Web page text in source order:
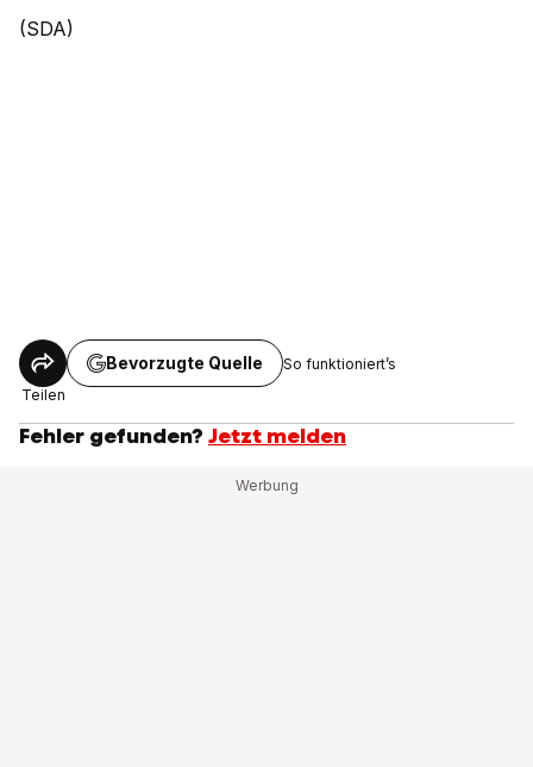
(SDA)
Teilen
Bevorzugte Quelle So funktioniert’s
Fehler gefunden? Jetzt melden